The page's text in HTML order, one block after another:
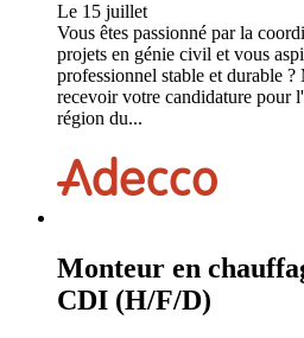
Le 15 juillet
Vous êtes passionné par la
projets en génie civil et vous
professionnel stable et durable ?
recevoir votre candidature pour
région du...
Monteur en
CDI (H/F/D)